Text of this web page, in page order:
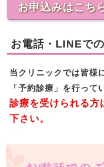
お申込みはこち
お電話・LINEで
当クリニックでは皆様
「予約診療」を行って
診療を受けられる方
下さい。